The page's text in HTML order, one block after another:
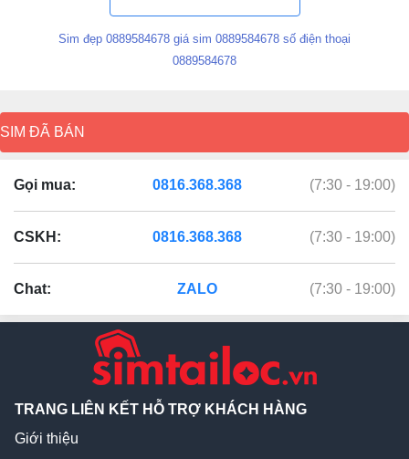
Sim đẹp 0889584678 giá sim 0889584678 số điện thoại
0889584678
SIM ĐÃ BÁN
Gọi mua: 0816.368.368 (7:30 - 19:00)
CSKH: 0816.368.368 (7:30 - 19:00)
Chat: ZALO (7:30 - 19:00)
TRANG LIÊN KẾT HỖ TRỢ KHÁCH HÀNG
Giới thiệu